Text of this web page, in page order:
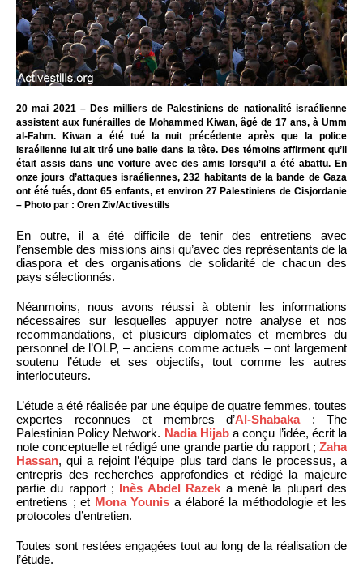
20 mai 2021 – Des milliers de Palestiniens de nationalité israélienne
assistent aux funérailles de Mohammed Kiwan, âgé de 17 ans, à Umm
al-Fahm. Kiwan a été tué la nuit précédente après que la police
israélienne lui ait tiré une balle dans la tête. Des témoins affirment qu’il
était assis dans une voiture avec des amis lorsqu’il a été abattu. En
onze jours d’attaques israéliennes, 232 habitants de la bande de Gaza
ont été tués, dont 65 enfants, et environ 27 Palestiniens de Cisjordanie
– Photo par : Oren Ziv/Activestills
En outre, il a été difficile de tenir des entretiens avec
l’ensemble des missions ainsi qu’avec des représentants de la
diaspora et des organisations de solidarité de chacun des
pays sélectionnés.
Néanmoins, nous avons réussi à obtenir les informations
nécessaires sur lesquelles appuyer notre analyse et nos
recommandations, et plusieurs diplomates et membres du
personnel de l’OLP, – anciens comme actuels – ont largement
soutenu l’étude et ses objectifs, tout comme les autres
interlocuteurs.
L’étude a été réalisée par une équipe de quatre femmes, toutes
expertes reconnues et membres d’Al-Shabaka: The
Palestinian Policy Network. Nadia Hijaba conçu l’idée, écrit la
note conceptuelle et rédigé une grande partie du rapport ; Zaha
Hassan, qui a rejoint l’équipe plus tard dans le processus, a
entrepris des recherches approfondies et rédigé la majeure
partie du rapport ; Inès Abdel Razek a mené la plupart des
entretiens ; et Mona Younis a élaboré la méthodologie et les
protocoles d’entretien.
Toutes sont restées engagées tout au long de la réalisation de
l’étude.